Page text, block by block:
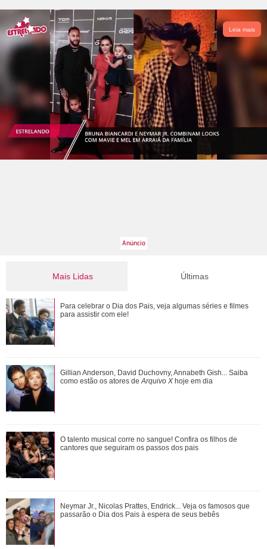
Leia mais
Mais Lidas
Bruna Marquezine, Camila Cabello, Hailey Bieber...
Relembre os amores - e affairs - de Shawn ...
Além de Ariana Grande, confira famosas que já foram
criticadas pelos corpos magros (e rebat...
Ariana Grande faz desabafo em show sobre decisão de
pausar a carreira: Não foi uma reação...
Gillian Anderson, David Duchovny, Annabeth Gish... Saiba
como estão os atores de Arquivo X h...
Últimas
Para celebrar o Dia dos Pais, veja algumas séries e filmes
para assistir com ele!
Gillian Anderson, David Duchovny, Annabeth Gish... Saiba
como estão os atores deArquivo X hoje em dia
O talento musical corre no sangue! Confira os filhos de
cantores que seguiram os passos dos pais
Neymar Jr., Nicolas Prattes, Endrick... Veja os famosos que
passarão o Dia dos Pais à espera de seus bebês